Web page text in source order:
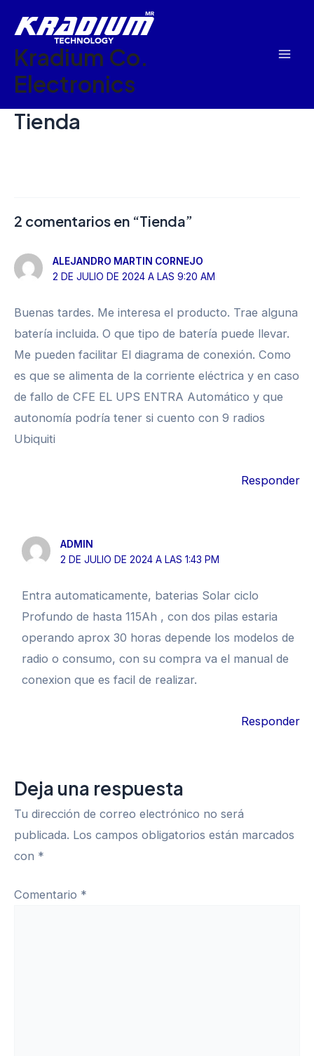
contenido
Kradium Co.
Electronics
Tienda
2 comentarios en “Tienda”
ALEJANDRO MARTIN CORNEJO
2 DE JULIO DE 2024 A LAS 9:20 AM
Buenas tardes. Me interesa el producto. Trae alguna
batería incluida. O que tipo de batería puede llevar.
Me pueden facilitar El diagrama de conexión. Como
es que se alimenta de la corriente eléctrica y en caso
de fallo de CFE EL UPS ENTRA Automático y que
autonomía podría tener si cuento con 9 radios
Ubiquiti
Responder
ADMIN
2 DE JULIO DE 2024 A LAS 1:43 PM
Entra automaticamente, baterias Solar ciclo
Profundo de hasta 115Ah , con dos pilas estaria
operando aprox 30 horas depende los modelos de
radio o consumo, con su compra va el manual de
conexion que es facil de realizar.
Responder
Deja una respuesta
Tu dirección de correo electrónico no será
publicada. Los campos obligatorios están marcados
con *
Comentario *